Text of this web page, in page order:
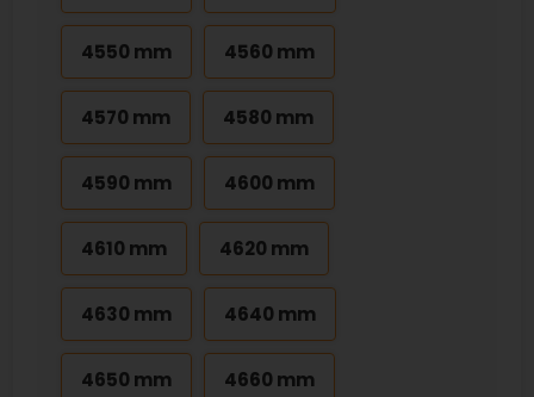
4550 mm 4560 mm
4570 mm 4580 mm
4590 mm 4600 mm
4610 mm 4620 mm
4630 mm 4640 mm
4650 mm 4660 mm